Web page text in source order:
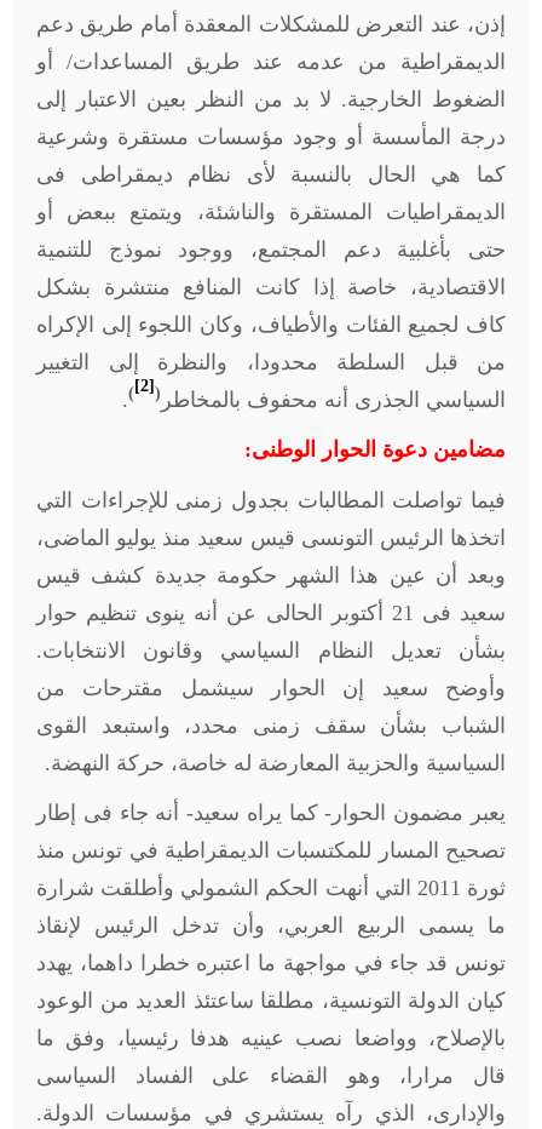
إذن، عند التعرض للمشكلات المعقدة أمام طريق دعم
الديمقراطية من عدمه عند طريق المساعدات/ أو
الضغوط الخارجية. لا بد من النظر بعين الاعتبار إلى
درجة المأسسة أو وجود مؤسسات مستقرة وشرعية
كما هي الحال بالنسبة لأى نظام ديمقراطى فى
الديمقراطيات المستقرة والناشئة، ويتمتع ببعض أو
حتى بأغلبية دعم المجتمع، ووجود نموذج للتنمية
الاقتصادية، خاصة إذا كانت المنافع منتشرة بشكل
كاف لجميع الفئات والأطياف، وكان اللجوء إلى الإكراه
من قبل السلطة محدودا، والنظرة إلى التغيير
السياسي الجذرى أنه محفوف بالمخاطر (
[2]
)
.
مضامين دعوة الحوار الوطنى:
فيما تواصلت المطالبات بجدول زمنى للإجراءات التي
اتخذها الرئيس التونسى قيس سعيد منذ يوليو الماضى،
وبعد أن عين هذا الشهر حكومة جديدة كشف قيس
سعيد فى 21 أكتوبر الحالى عن أنه ينوى تنظيم حوار
بشأن تعديل النظام السياسي وقانون الانتخابات.
وأوضح سعيد إن الحوار سيشمل مقترحات من
الشباب بشأن سقف زمنى محدد، واستبعد القوى
السياسية والحزبية المعارضة له خاصة، حركة النهضة.
يعبر مضمون الحوار- كما يراه سعيد- أنه جاء فى إطار
تصحيح المسار للمكتسبات الديمقراطية في تونس منذ
ثورة 2011 التي أنهت الحكم الشمولي وأطلقت شرارة
ما يسمى الربيع العربي، وأن تدخل الرئيس لإنقاذ
تونس قد جاء في مواجهة ما اعتبره خطرا داهما، يهدد
كيان الدولة التونسية، مطلقا ساعتئذ العديد من الوعود
بالإصلاح، وواضعا نصب عينيه هدفا رئيسيا، وفق ما
قال مرارا، وهو القضاء على الفساد السياسى
والإدارى، الذي رآه يستشري في مؤسسات الدولة.